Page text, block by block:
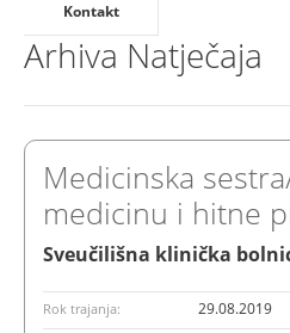
Kontakt
Arhiva Natječaja
Medicinska
medicinu i hitne
Sveučilišna klinička
Rok trajanja: 29.08.2019